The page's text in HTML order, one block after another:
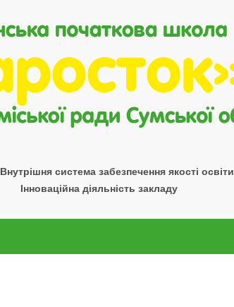
Внутрішня система забезпечення якості освіти
Інноваційна діяльність закладу